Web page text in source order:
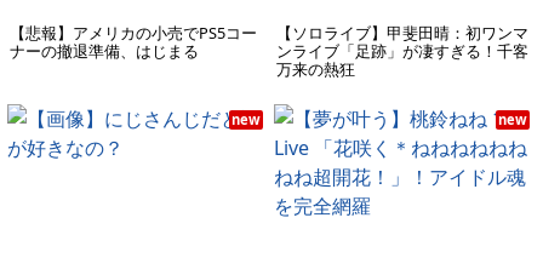
【悲報】アメリカの小売でPS5コー
ナーの撤退準備、はじまる
【ソロライブ】甲斐田晴：初ワンマ
ンライブ「足跡」が凄すぎる！千客
万来の熱狂
new new